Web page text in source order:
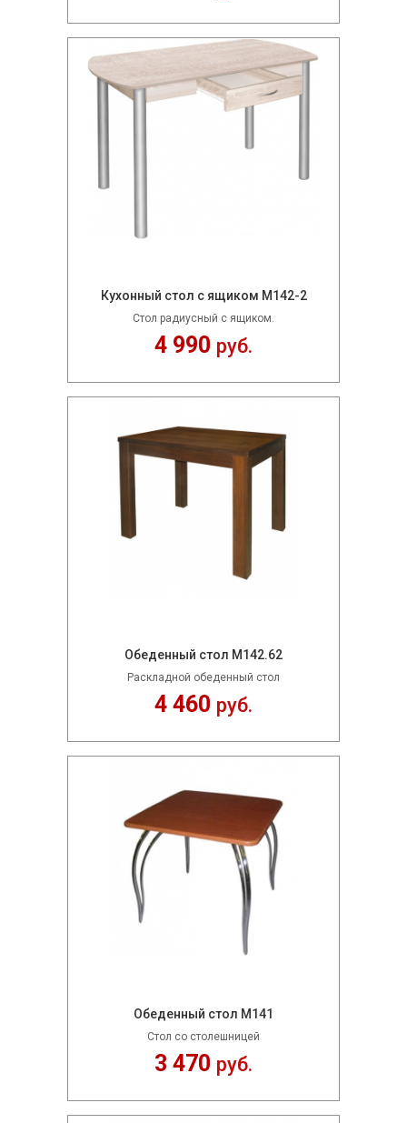
Кухонный стол с ящиком М142-2
Стол радиусный с ящиком.
4 990 руб.
Обеденный стол М142.62
Раскладной обеденный стол
4 460 руб.
Обеденный стол М141
Стол со столешницей
3 470 руб.